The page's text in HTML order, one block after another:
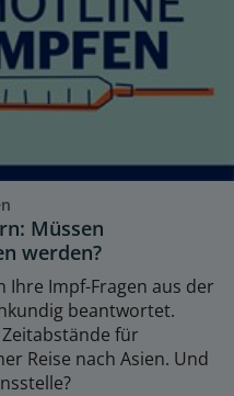
Müssen
werden?
Ihre Impf-Fragen aus der
beantwortet.
für
Reise nach Asien. Und